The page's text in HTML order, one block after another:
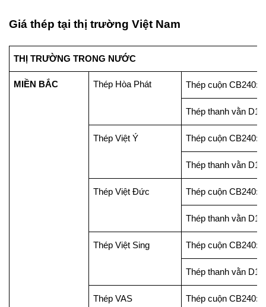
Giá thép tại thị trường Việt Nam
THỊ TRƯỜNG TRONG NƯỚC
MIỀN BẮC Thép Hòa Phát Thép cuộn CB240:
Thép thanh vằn
Thép Việt Ý Thép cuộn CB240:
Thép thanh vằn
Thép Việt Đức Thép cuộn CB240:
Thép thanh vằn
Thép Việt Sing Thép cuộn CB240:
Thép thanh vằn
Thép VAS Thép cuộn CB240: